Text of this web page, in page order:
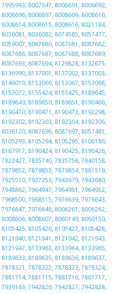
7995993, 8007647, 8006691 , 8006692,
8006696, 8006697, 8008609, 8008610,
8008614, 8008615, 8008616, 8021184,
8036081 , 8036082, 8074585, 8057477,
8059007, 8087680, 8087681 , 8087682,
8087686, 8087687, 8087688, 8087689,
8087693, 8087694, 8129828, 8132675,
8136990, 8137001 , 8137002, 8137003,
8146019, 8153066, 8153067, 8153068,
8153072, 8155424, 8155425, 8189645,
8189649, 8189650, 8189651 , 8190466,
8190470, 8190471 , 8190472, 8192298,
8192302, 8192303, 8192304, 8192306,
8036120, 8087696, 8087697, 8057481 ,
8105293, 8105294, 8105295, 8106186,
8167917, 8190424, 8190425, 8190426,
7822427, 7835740, 7835756, 7840158,
7879852, 7879853, 7879854, 7881519,
7925510, 7927253, 7943679, 7943680,
7948862, 7964947, 7964951 , 7964952,
7968500, 7968515, 7976639, 7976643,
7976647, 7976648, 8006261 , 8006262,
8008606, 8008607, 8060149, 8060150,
8105425, 8105426, 8105427, 8105428,
8121940, 8121941 , 8121942, 8121943,
8121947, 8133963, 8133964, 8133965,
8189633, 8189635, 8189636, 8189637,
7878321 , 7878322, 7878323, 7878324,
7881714, 7881715, 7881716, 7881717,
7939163, 7942826, 7942827, 7942828,